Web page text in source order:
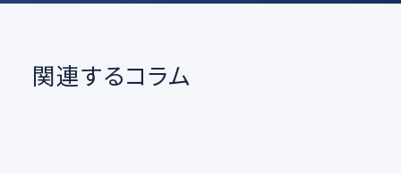
関連するコラム